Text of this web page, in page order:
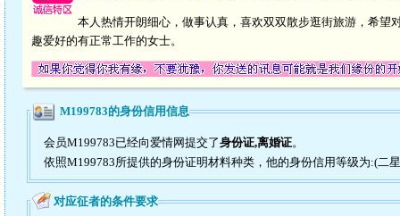
本人热情开朗细心，做事认真，喜欢双双散步逛街旅游，希望
趣爱好的有正常工作的女士。
M199783的身份信用信息
会员M199783已经向爱情网提交了身份证,离婚证。
依照M199783所提供的身份证明材料种类，他的身份信用等级为:(二
对应征者的条件要求